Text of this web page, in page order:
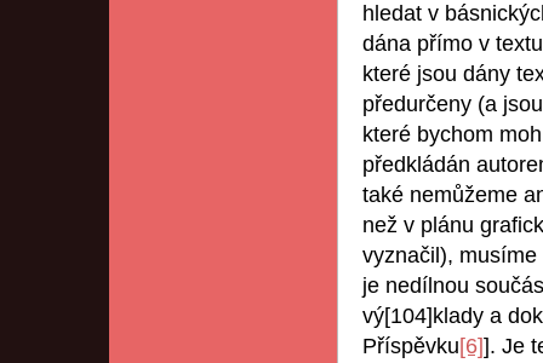
hledat v
dána přímo v
které jsou dány
předurčeny (a
které bychom
předkládán
také nemůžeme
než v plánu
vyznačil),
je nedílnou
vý[104]klady a
Příspěvku[6]]. Je